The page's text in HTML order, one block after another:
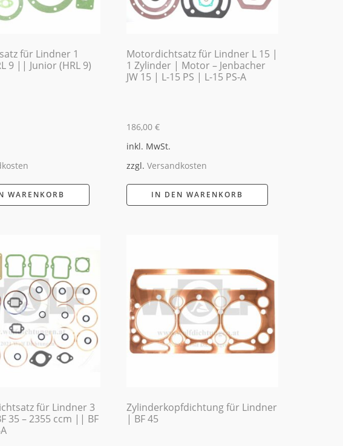
für Lindner 1
9 || Junior (HRL 9)
WARENKORB
Motordichtsatz für Lindner L 15 |
1 Zylinder | Motor – Jenbacher
JW 15 | L-15 PS | L-15 PS-A
186,00€
inkl. MwSt.
zzgl.Versandkosten
IN DEN WARENKORB
für Lindner 3
35 – 2355 ccm || BF
Zylinderkopfdichtung für Lindner
| BF 45